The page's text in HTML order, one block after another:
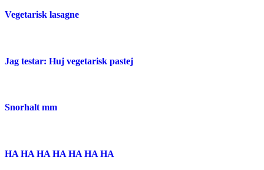
Vegetarisk lasagne
Jag testar: Huj vegetarisk pastej
Snorhalt mm
HA HA HA HA HA HA HA